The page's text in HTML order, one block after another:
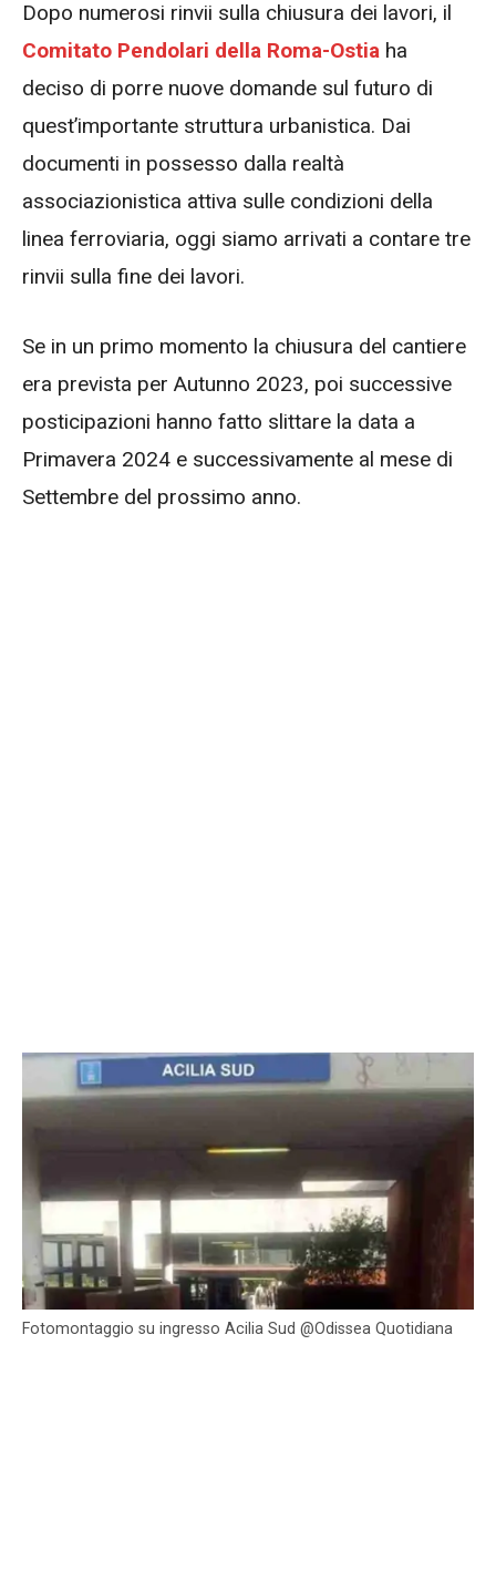
Dopo numerosi rinvii sulla chiusura dei lavori, il
Comitato Pendolari della Roma-Ostia ha
deciso di porre nuove domande sul futuro di
quest’importante struttura urbanistica. Dai
documenti in possesso dalla realtà
associazionistica attiva sulle condizioni della
linea ferroviaria, oggi siamo arrivati a contare tre
rinvii sulla fine dei lavori.
Se in un primo momento la chiusura del cantiere
era prevista per Autunno 2023, poi successive
posticipazioni hanno fatto slittare la data a
Primavera 2024 e successivamente al mese di
Settembre del prossimo anno.
Fotomontaggio su ingresso Acilia Sud @Odissea Quotidiana